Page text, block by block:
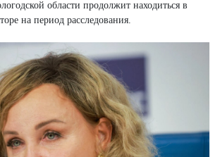
области продолжит находиться в
на период расследования.